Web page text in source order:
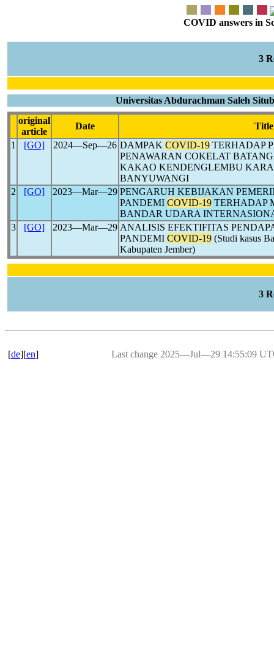
COVID answers in
3
Universitas Abdurachman Saleh
original
article
Date
Title
1
[GO] 2024―Sep―26 DAMPAK COVID-19 TERHADAP
PENAWARAN COKELAT
KAKAO KENDENGLEMBU
BANYUWANGI
2
[GO] 2023―Mar―29 PENGARUH KEBIJAKAN
PANDEMI COVID-19 TERHADAP
BANDAR UDARA
3
[GO] 2023―Mar―29 ANALISIS EFEKTIFITAS
PANDEMI COVID-19 (Studi kasus
Kabupaten Jember)
3
[de][en] Last change 2025―Jul―29 14:55:09